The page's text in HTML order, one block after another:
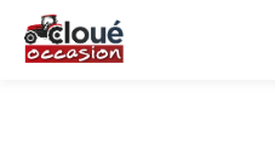
Mes favoris